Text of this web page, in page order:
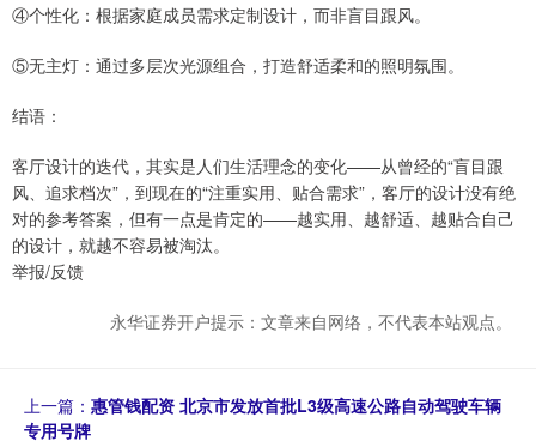
④个性化：根据家庭成员需求定制设计，而非盲目跟风。
⑤无主灯：通过多层次光源组合，打造舒适柔和的照明氛围。
结语：
客厅设计的迭代，其实是人们生活理念的变化——从曾经的“盲目跟
风、追求档次”，到现在的“注重实用、贴合需求”，客厅的设计没有绝
对的参考答案，但有一点是肯定的——越实用、越舒适、越贴合自己
的设计，就越不容易被淘汰。
举报/反馈
永华证券开户提示：文章来自网络，不代表本站观点。
上一篇： 惠管钱配资 北京市发放首批L3级高速公路自动驾驶车辆
专用号牌